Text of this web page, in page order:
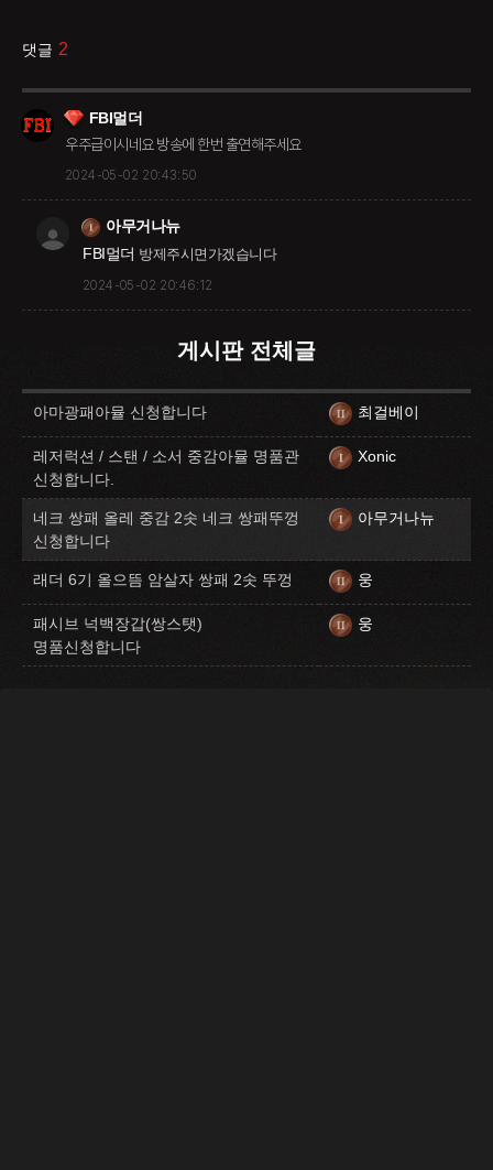
댓글 2
FBI멀더
우주급이시네요 방송에 한번 출연해주세요
2024-05-02 20:43:50
아무거나뉴
FBI멀더 방제주시면가겠습니다
2024-05-02 20:46:12
게시판 전체글
아마광패아뮬 신청합니다 최걸베이
레저럭션 / 스탠 / 소서 중감아뮬 명품관
신청합니다.
Xonic
네크 쌍패 올레 중감 2솟 네크 쌍패뚜껑
신청합니다
아무거나뉴
래더 6기 올으뜸 암살자 쌍패 2솟 뚜껑 웅
패시브 넉백장갑(쌍스탯)
명품신청합니다
웅